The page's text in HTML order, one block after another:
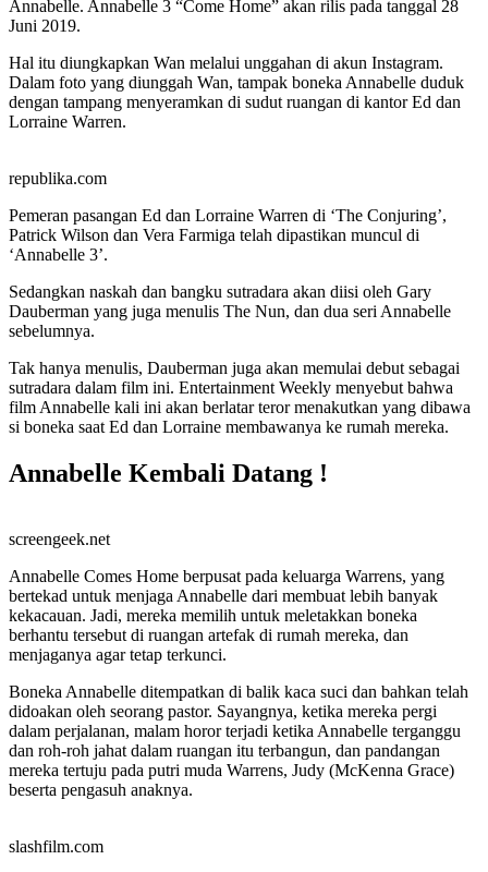
Annabelle. Annabelle 3 “Come Home” akan rilis pada tanggal 28
Juni 2019.
Hal itu diungkapkan Wan melalui unggahan di akun Instagram.
Dalam foto yang diunggah Wan, tampak boneka Annabelle duduk
dengan tampang menyeramkan di sudut ruangan di kantor Ed dan
Lorraine Warren.
republika.com
Pemeran pasangan Ed dan Lorraine Warren di ‘The Conjuring’,
Patrick Wilson dan Vera Farmiga telah dipastikan muncul di
‘Annabelle 3’.
Sedangkan naskah dan bangku sutradara akan diisi oleh Gary
Dauberman yang juga menulis The Nun, dan dua seri Annabelle
sebelumnya.
Tak hanya menulis, Dauberman juga akan memulai debut sebagai
sutradara dalam film ini. Entertainment Weekly menyebut bahwa
film Annabelle kali ini akan berlatar teror menakutkan yang dibawa
si boneka saat Ed dan Lorraine membawanya ke rumah mereka.
Annabelle Kembali Datang !
screengeek.net
Annabelle Comes Home berpusat pada keluarga Warrens, yang
bertekad untuk menjaga Annabelle dari membuat lebih banyak
kekacauan. Jadi, mereka memilih untuk meletakkan boneka
berhantu tersebut di ruangan artefak di rumah mereka, dan
menjaganya agar tetap terkunci.
Boneka Annabelle ditempatkan di balik kaca suci dan bahkan telah
didoakan oleh seorang pastor. Sayangnya, ketika mereka pergi
dalam perjalanan, malam horor terjadi ketika Annabelle terganggu
dan roh-roh jahat dalam ruangan itu terbangun, dan pandangan
mereka tertuju pada putri muda Warrens, Judy (McKenna Grace)
beserta pengasuh anaknya.
slashfilm.com